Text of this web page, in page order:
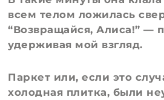
всем телом ложилась
“Возвращайся, Алиса!” —
удерживая мой взгляд.
Паркет или, если это
холодная плитка, были